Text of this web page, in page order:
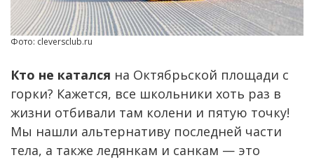
Фото: cleversclub.ru
Кто не катался на Октябрьской площади с
горки? Кажется, все школьники хоть раз в
жизни отбивали там колени и пятую точку!
Мы нашли альтернативу последней части
тела, а также ледянкам и санкам — это